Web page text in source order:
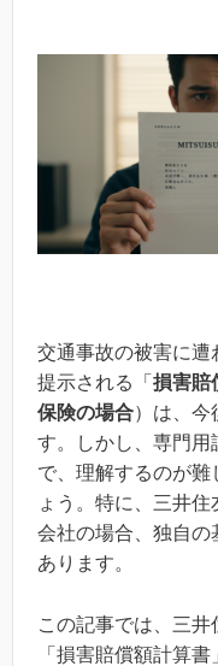
交通事故の被害に遭
提示される「 損害賠
保険の場合）は、今
す。しかし、専門用
で、理解するのが難
ょう。特に、三井
会社の場合、独自の
あります。
この記事では、三
「損害賠償額計算